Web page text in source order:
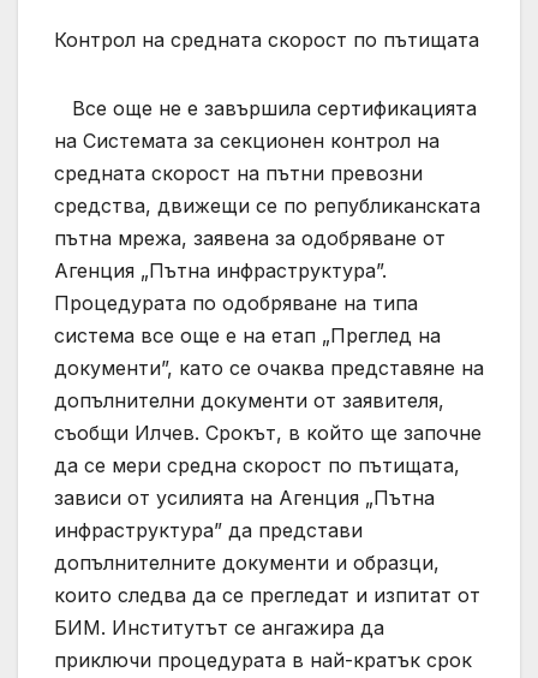
Контрол на средната скорост по пътищата
Все още не е завършила сертификацията
на Системата за секционен контрол на
средната скорост на пътни превозни
средства, движещи се по републиканската
пътна мрежа, заявена за одобряване от
Агенция „Пътна инфраструктура”.
Процедурата по одобряване на типа
система все още е на етап „Преглед на
документи”, като се очаква представяне на
допълнителни документи от заявителя,
съобщи Илчев. Срокът, в който ще започне
да се мери средна скорост по пътищата,
зависи от усилията на Агенция „Пътна
инфраструктура” да представи
допълнителните документи и образци,
които следва да се прегледат и изпитат от
БИМ. Институтът се ангажира да
приключи процедурата в най-кратък срок